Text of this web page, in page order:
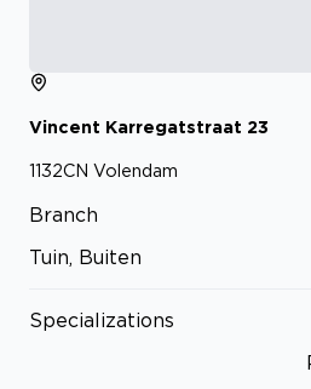
Vincent Karregatstraat 23
1132CN Volendam
Branch
Tuin, Buiten
Specializations